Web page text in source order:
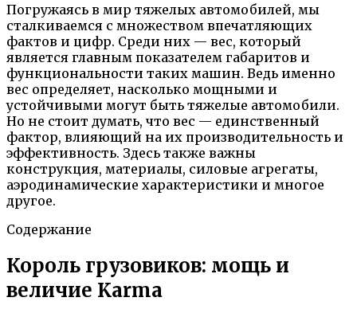
Погружаясь в мир тяжелых автомобилей, мы
сталкиваемся с множеством впечатляющих
фактов и цифр. Среди них — вес, который
является главным показателем габаритов и
функциональности таких машин. Ведь именно
вес определяет, насколько мощными и
устойчивыми могут быть тяжелые автомобили.
Но не стоит думать, что вес — единственный
фактор, влияющий на их производительность и
эффективность. Здесь также важны
конструкция, материалы, силовые агрегаты,
аэродинамические характеристики и многое
другое.
Содержание
Король грузовиков: мощь и
величие Karma